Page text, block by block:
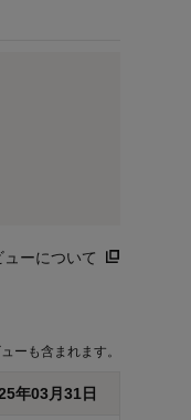
ューについて
ーも含まれます。
年03月31日